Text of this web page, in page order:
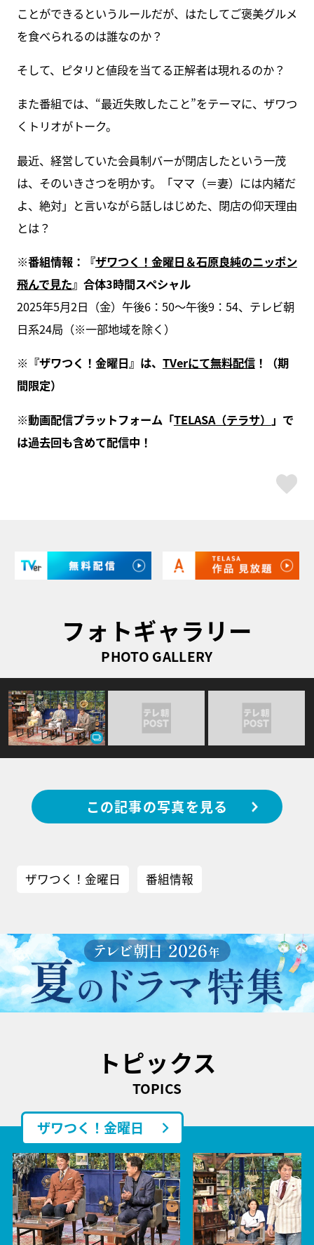
ことができるというルールだが、はたしてご褒美グルメ
を食べられるのは誰なのか？
そして、ピタリと値段を当てる正解者は現れるのか？
また番組では、“最近失敗したこと”をテーマに、ザワつ
くトリオがトーク。
最近、経営していた会員制バーが閉店したという一茂
は、そのいきさつを明かす。「ママ（＝妻）には内緒だ
よ、絶対」と言いながら話しはじめた、閉店の仰天理由
とは？
※番組情報：『ザワつく！金曜日＆石原良純のニッポン
飛んで見た』合体3時間スペシャル
2025年5月2日（金）午後6：50～午後9：54、テレビ朝
日系24局（※一部地域を除く）
※『ザワつく！金曜日』は、 TVerにて無料配信！（期
間限定）
※動画配信プラットフォーム「TELASA（テラサ） 」で
は過去回も含めて配信中！
フォトギャラリー
PHOTO GALLERY
この記事の写真を見る
ザワつく！金曜日 番組情報
トピックス
TOPICS
ザワつく！金曜日